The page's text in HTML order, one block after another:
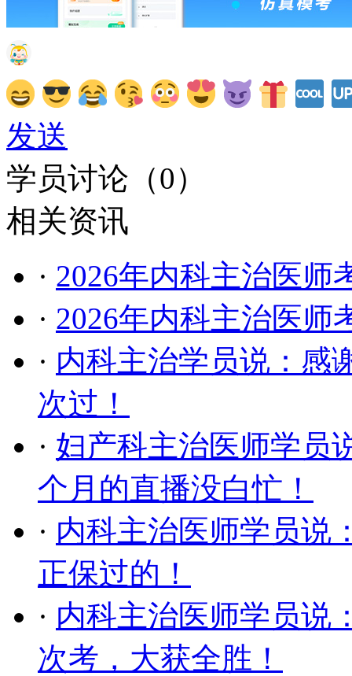
发送
学员讨论（0）
相关资讯
· 2026年内科主治医师
· 2026年内科主治医师
· 内科主治学员说：感
次过！
· 妇产科主治医师学员
个月的直播没白忙！
· 内科主治医师学员说
正保过的！
· 内科主治医师学员说
次考，大获全胜！